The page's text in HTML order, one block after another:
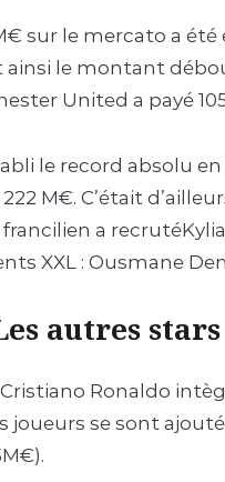
sur le mercato a
ainsi le montant
United a payé
le record absolu
M€. C’était
a
XXL : Ousmane
autres
Ronaldo
joueurs se sont